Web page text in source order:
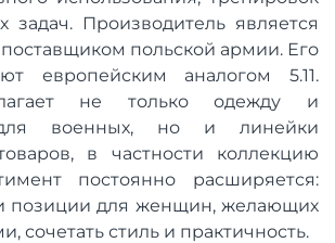
задач. Производитель является
польской армии. Его
европейским аналогом 5.11.
не только одежду и
для военных, но и линейки
в частности коллекцию
постоянно расширяется:
позиции для женщин, желающих
сочетать стиль и практичность.